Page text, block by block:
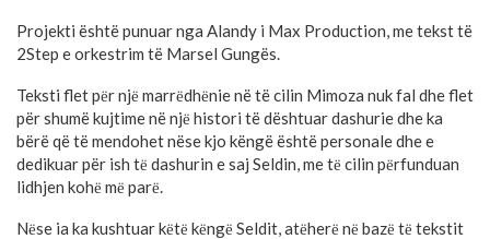
Projekti është punuar nga Alandy i Max Production, me tekst të
2Step e orkestrim të Marsel Gungës.
Teksti flet pёr njё marrёdhёnie në të cilin Mimoza nuk fal dhe flet
për shumë kujtime në njё histori të dështuar dashurie dhe ka
bërë që të mendohet nëse kjo këngë është personale dhe e
dedikuar për ish tё dashurin e saj Seldin, me tё cilin pёrfunduan
lidhjen kohё mё parё.
Nёse ia ka kushtuar kёtё kёngё Seldit, atёherё nё bazё tё tekstit